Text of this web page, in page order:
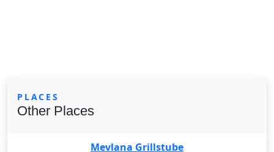
PLACES
Other Places
Mevlana Grillstube